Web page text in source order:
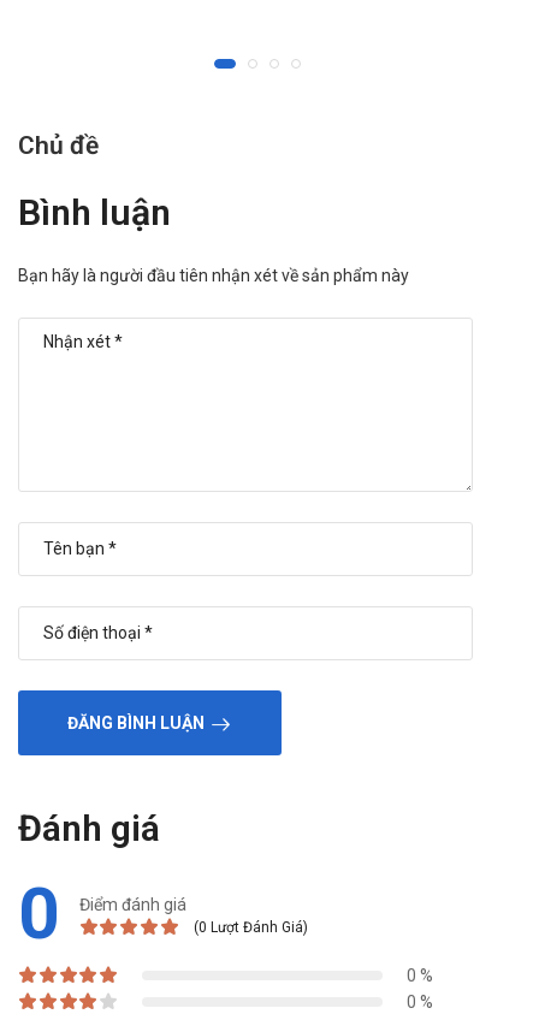
chất kích thích... bởi chúng có chứa các hoạt chất khác, có
Không nên sử dụng Diacerein cho phụ nữ đang trong thai kỳ
cáo cho thấy vẫn có một lượng nhỏ các dẫn xuất của
tới trẻ nhỏ.
Chủ đề
Bình luận
Bạn hãy là người đầu tiên nhận xét về sản phẩm này
ĐĂNG BÌNH LUẬN
Đánh giá
0 Điểm đánh giá
(0 Lượt Đánh Giá)
0 %
0 %